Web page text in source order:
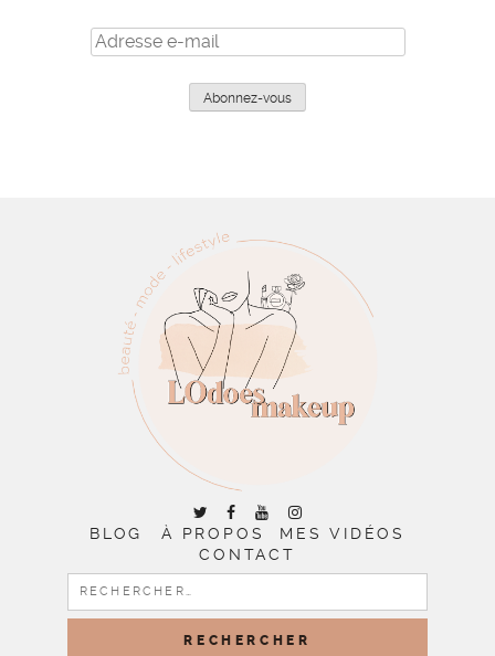
Adresse
e-
Abonnez-vous
BLOG À PROPOS
MES VIDÉOS
CONTACT
RECHERCHER :